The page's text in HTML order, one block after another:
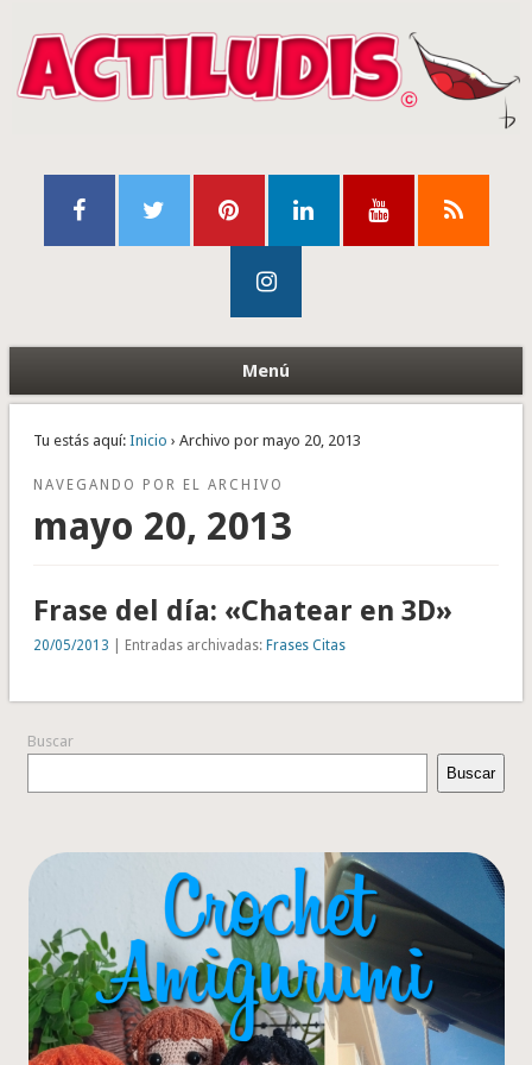
Menú
Tu estás aquí: Inicio › Archivo por mayo 20, 2013
NAVEGANDO POR EL ARCHIVO
mayo 20, 2013
Frase del día: «Chatear en 3D»
20/05/2013 | Entradas archivadas: Frases Citas
Buscar
Buscar